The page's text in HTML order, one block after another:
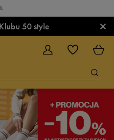
50 style ×